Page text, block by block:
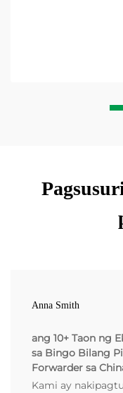
Anna Smith
ang 10+ Taon ng
sa Bingo Bilang
Forwarder sa
Kami ay